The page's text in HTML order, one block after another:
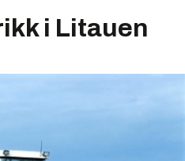
i Litauen